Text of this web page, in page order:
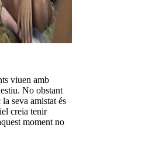
viuen amb
No obstant
seva amistat és
creia tenir
moment no